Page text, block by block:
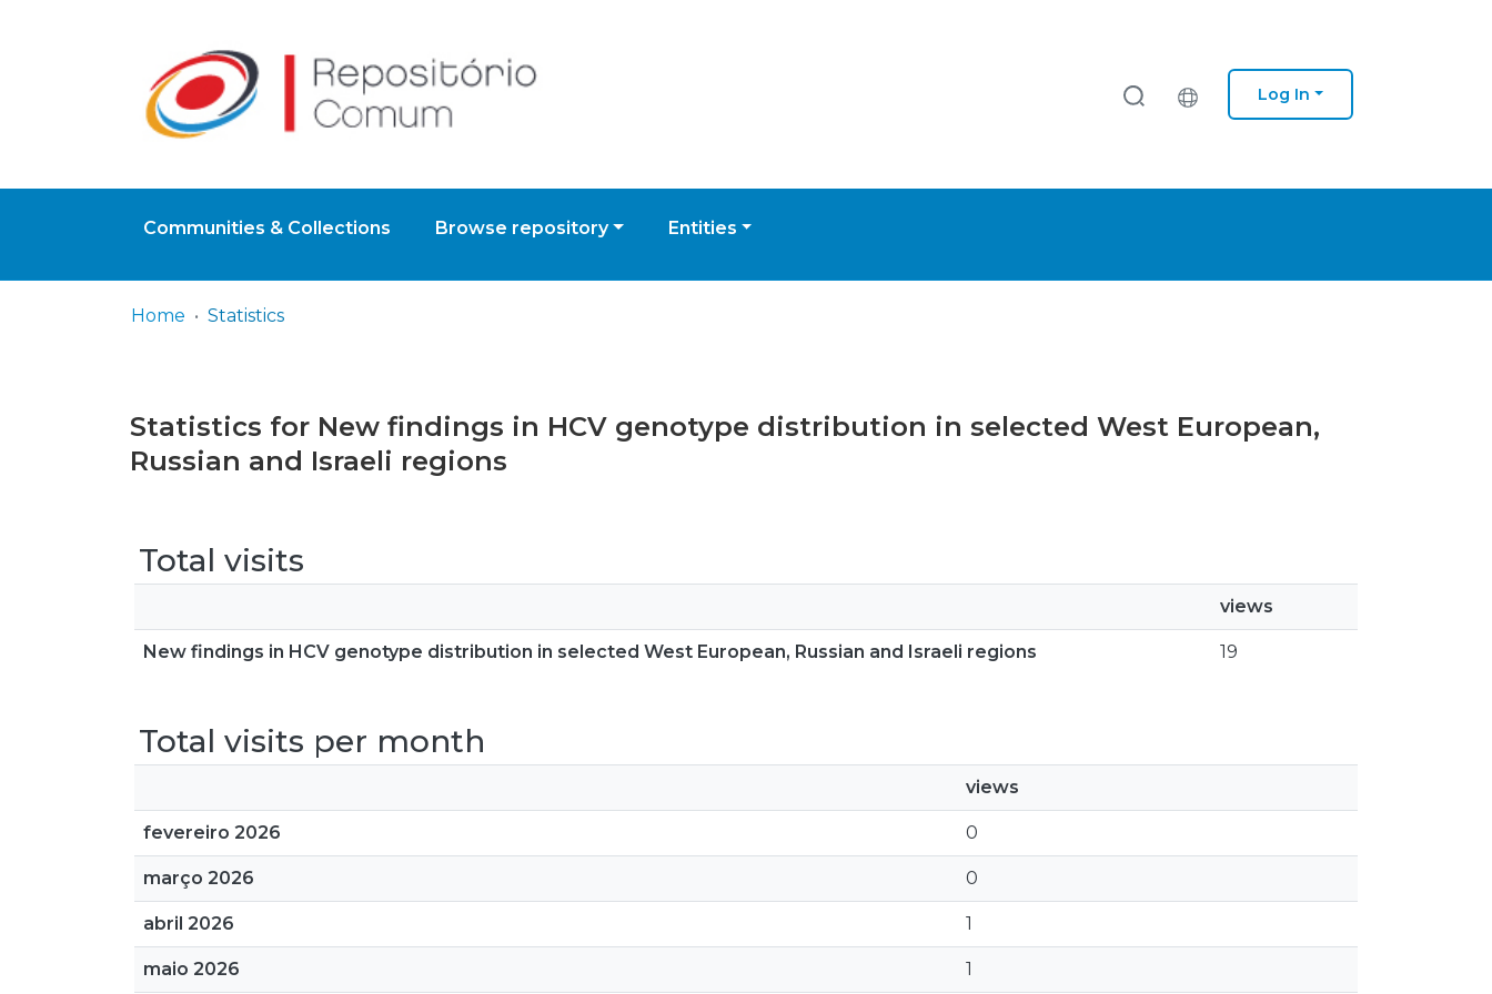
Log In
Communities & Collections Browse repository Entities
Home Statistics
Statistics for New findings in HCV genotype distribution in selected West European,
Russian and Israeli regions
Total visits
views
New findings in HCV genotype distribution in selected West European, Russian and Israeli regions 19
Total visits per month
views
fevereiro 2026 0
março 2026 0
abril 2026 1
maio 2026 1